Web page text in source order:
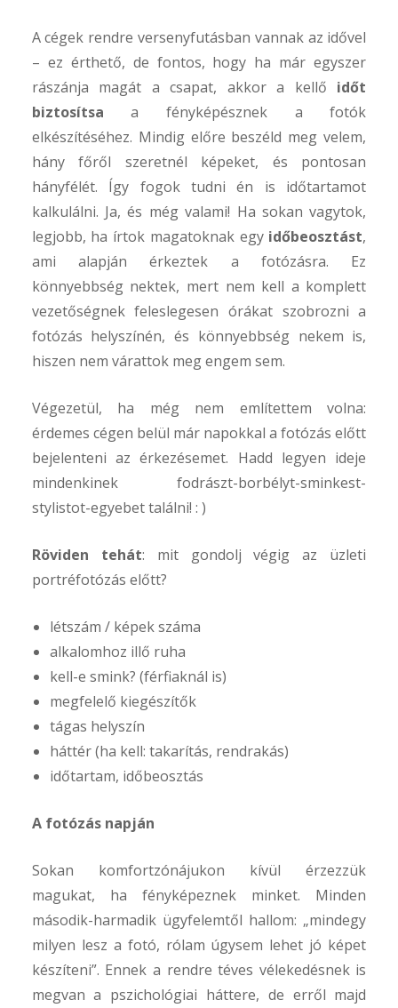
A cégek rendre versenyfutásban vannak az idővel
– ez érthető, de fontos, hogy ha már egyszer
rászánja magát a csapat, akkor a kellő időt
biztosítsa a fényképésznek a fotók
elkészítéséhez. Mindig előre beszéld meg velem,
hány főről szeretnél képeket, és pontosan
hányfélét. Így fogok tudni én is időtartamot
kalkulálni. Ja, és még valami! Ha sokan vagytok,
legjobb, ha írtok magatoknak egy időbeosztást,
ami alapján érkeztek a fotózásra. Ez
könnyebbség nektek, mert nem kell a komplett
vezetőségnek feleslegesen órákat szobrozni a
fotózás helyszínén, és könnyebbség nekem is,
hiszen nem várattok meg engem sem.
Végezetül, ha még nem említettem volna:
érdemes cégen belül már napokkal a fotózás előtt
bejelenteni az érkezésemet. Hadd legyen ideje
mindenkinek fodrászt-borbélyt-sminkest-
stylistot-egyebet találni! : )
Röviden tehát: mit gondolj végig az üzleti
portréfotózás előtt?
létszám / képek száma
alkalomhoz illő ruha
kell-e smink? (férfiaknál is)
megfelelő kiegészítők
tágas helyszín
háttér (ha kell: takarítás, rendrakás)
időtartam, időbeosztás
A fotózás napján
Sokan komfortzónájukon kívül érzezzük
magukat, ha fényképeznek minket. Minden
második-harmadik ügyfelemtől hallom: „mindegy
milyen lesz a fotó, rólam úgysem lehet jó képet
készíteni”. Ennek a rendre téves vélekedésnek is
megvan a pszichológiai háttere, de erről majd